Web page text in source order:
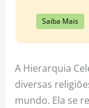
Saiba Mais
A Hierarquia
diversas
mundo. Ela se